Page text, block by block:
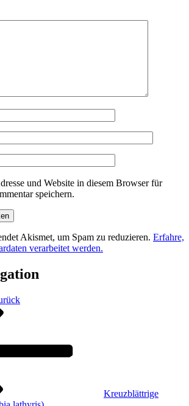
und Website in diesem Browser für
speichern.
Akismet, um Spam zu reduzieren. Erfahre,
verarbeitet werden.
Kreuzblättrige